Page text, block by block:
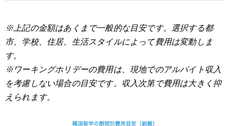
※上記の金額はあくまで一般的な目安です。選択する都
市、学校、住居、生活スタイルによって費用は変動しま
す。
※ワーキングホリデーの費用は、現地でのアルバイト収入
を考慮しない場合の目安です。収入次第で費用は大きく抑
えられます。